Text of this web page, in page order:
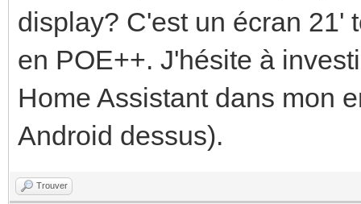
display? C'est un écran 21'
en POE++. J'hésite à
Home Assistant dans mon
Android dessus).
Trouver